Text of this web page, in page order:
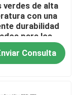
verdes de alta
con una
durabilidad
para los
del petróleo,
que
Consulta